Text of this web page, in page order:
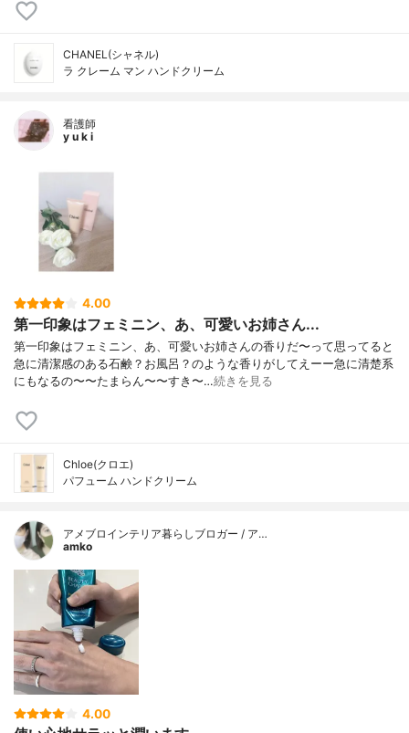
CHANEL(シャネル)
ラ クレーム マン ハンドクリーム
看護師
y u k i
4.00
第一印象はフェミニン、あ、可愛いお姉さん...
第一印象はフェミニン、あ、可愛いお姉さんの香りだ〜って思ってると
急に清潔感のある石鹸？お風呂？のような香りがしてえーー急に清楚系
にもなるの〜〜たまらん〜〜すき〜…続きを見る
Chloe(クロエ)
パフューム ハンドクリーム
アメブロインテリア暮らしブロガー / ア…
amko
4.00